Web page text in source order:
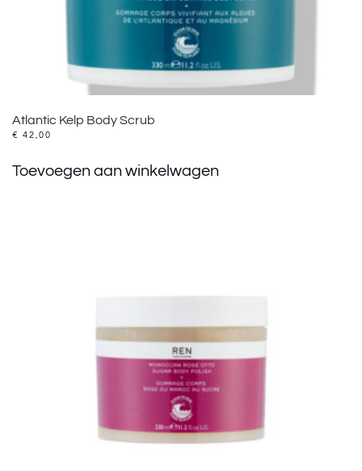
Atlantic Kelp Body Scrub
€ 42,00
Toevoegen aan winkelwagen